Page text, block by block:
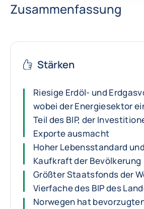
Zusammenfassung
Stärken
Riesige Erdöl- und
wobei der Energiesektor
Teil des BIP, der
Exporte ausmacht
Hoher Lebensstandard
Kaufkraft der Bevölkerung
Größter Staatsfonds der
Vierfache des BIP des
Norwegen hat